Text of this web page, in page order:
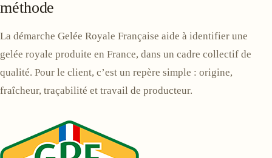
méthode
La démarche Gelée Royale Française aide à identifier une
gelée royale produite en France, dans un cadre collectif de
qualité. Pour le client, c’est un repère simple : origine,
fraîcheur, traçabilité et travail de producteur.